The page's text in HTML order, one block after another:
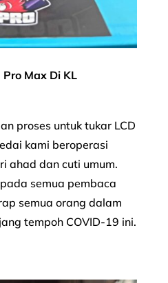
Max Di KL
proses untuk tukar LCD
kami beroperasi
ahad dan cuti umum.
semua pembaca
semua orang dalam
tempoh COVID-19 ini.